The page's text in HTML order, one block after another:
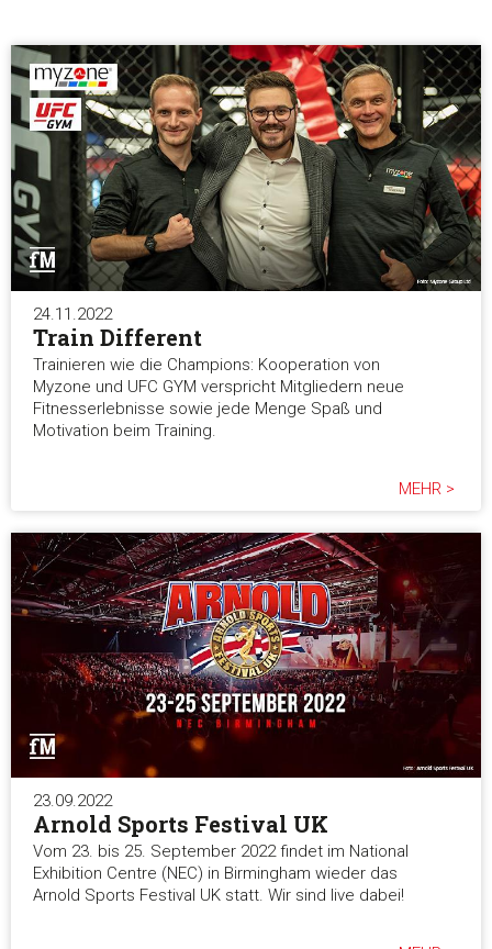
24.11.2022
Train Different
Trainieren wie die Champions: Kooperation von
Myzone und UFC GYM verspricht Mitgliedern neue
Fitnesserlebnisse sowie jede Menge Spaß und
Motivation beim Training.
MEHR >
23.09.2022
Arnold Sports Festival UK
Vom 23. bis 25. September 2022 findet im National
Exhibition Centre (NEC) in Birmingham wieder das
Arnold Sports Festival UK statt. Wir sind live dabei!